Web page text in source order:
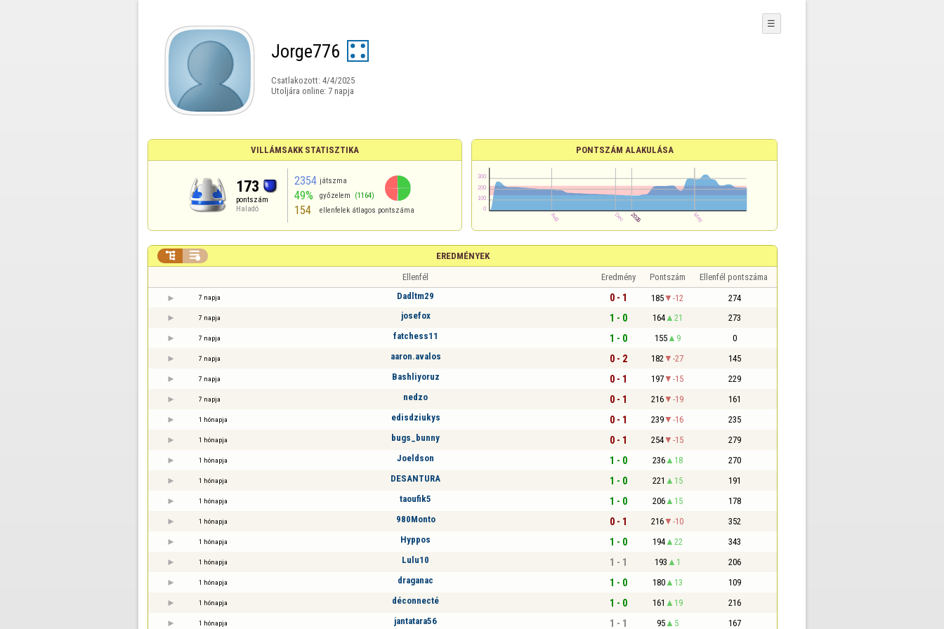
Jorge776
Csatlakozott: 4/4/2025
Utoljára online: 7 napja
☰
VILLÁMSAKK STATISZTIKA
173
pontszám
Haladó
2354 játszma
49% győzelem (1164)
154 ellenfelek átlagos pontszáma
PONTSZÁM ALAKULÁSA
EREDMÉNYEK
 
Ellenfél Eredmény Pontszám Ellenfél pontszáma
7 napja Dadltm29 0 - 1 185 -12 274
7 napja josefox 1 - 0 164 21 273
7 napja fatchess11 1 - 0 155 9 0
7 napja aaron.avalos 0 - 2 182 -27 145
7 napja Bashliyoruz 0 - 1 197 -15 229
7 napja nedzo 0 - 1 216 -19 161
1 hónapja edisdziukys 0 - 1 239 -16 235
1 hónapja bugs_bunny 0 - 1 254 -15 279
1 hónapja Joeldson 1 - 0 236 18 270
1 hónapja DESANTURA 1 - 0 221 15 191
1 hónapja taoufik5 1 - 0 206 15 178
1 hónapja 980Monto 0 - 1 216 -10 352
1 hónapja Hyppos 1 - 0 194 22 343
1 hónapja Lulu10 1 - 1 193 1 206
1 hónapja draganac 1 - 0 180 13 109
1 hónapja déconnecté 1 - 0 161 19 216
1 hónapja jantatara56 1 - 1 95 5 167